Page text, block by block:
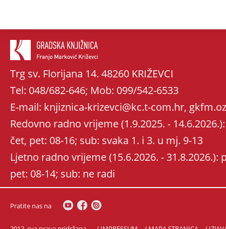
Trg sv. Florijana 14. 48260 KRIŽEVCI
Tel: 048/682-646; Mob: 099/542-6533
E-mail: knjiznica-krizevci@kc.t-com.hr,
Redovno radno vrijeme (1.9.2025. -
čet, pet: 08-16; sub: svaka 1. i 3. u mj. 9-13
Ljetno radno vrijeme (15.6.2026. - 31.8.2026.):
pet: 08-14; sub: ne radi
Pratite nas na